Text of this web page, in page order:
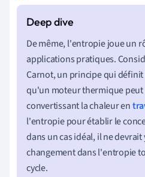
De même, l'entropie joue un
applications pratiques.
Carnot, un principe qui
qu'un moteur thermique peut
convertissant la chaleur en
l'entropie pour établir le
dans un cas idéal, il ne devrait
changement dans l'entropie
cycle.